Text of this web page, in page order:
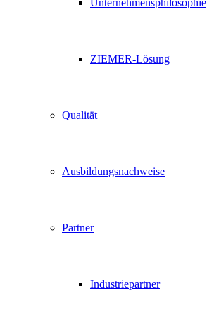
Unternehmensphilosophie
ZIEMER-Lösung
Qualität
Ausbildungsnachweise
Partner
Industriepartner